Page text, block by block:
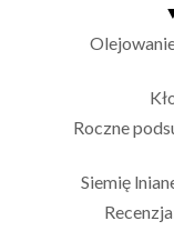
Roczne
Siemię